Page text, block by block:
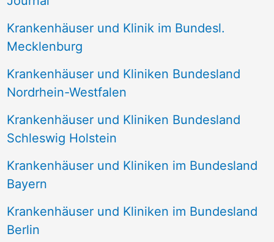
c
:
Krankenhäuser und Klinik im Bundesl.
Mecklenburg
Krankenhäuser und Kliniken Bundesland
Nordrhein-Westfalen
Krankenhäuser und Kliniken Bundesland
Schleswig Holstein
Krankenhäuser und Kliniken im Bundesland
Bayern
Krankenhäuser und Kliniken im Bundesland
Berlin